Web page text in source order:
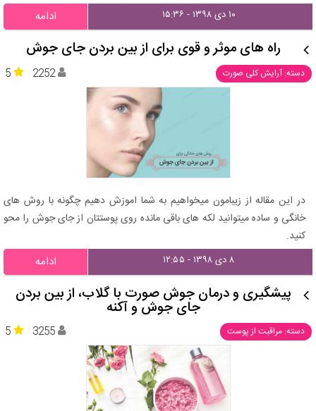
۱۰ دی ۱۳۹۸ - ۱۵:۳۶ ادامه
راه های موثر و قوی برای از بین بردن جای جوش
دسته: آرایش کلی صورت 5 2252
در این مقاله از زیبامون میخواهیم به شما اموزش دهیم چگونه با روش های
خانگی و ساده میتوانید لکه های باقی مانده روی پوستتان از جای جوش را محو
کنید.
۸ دی ۱۳۹۸ - ۱۲:۵۵ ادامه
پیشگیری و درمان جوش صورت با گلاب، از بین بردن
جای جوش و آکنه
دسته: مراقبت از پوست 5 3255